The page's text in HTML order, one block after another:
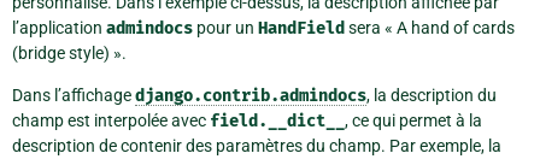
l’application admindocs pour un HandFieldsera « A hand of cards
(bridge style) ».
Dans l’affichagedjango.contrib.admindocs, la description du
champ est interpolée avec field.__dict__ , ce qui permet à la
description de contenir des paramètres du champ. Par exemple, la